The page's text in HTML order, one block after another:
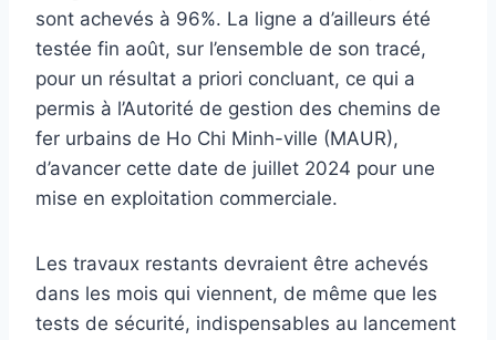
sont achevés à 96%. La ligne a d’ailleurs été
testée fin août, sur l’ensemble de son tracé,
pour un résultat a priori concluant, ce qui a
permis à l’Autorité de gestion des chemins de
fer urbains de Ho Chi Minh-ville (MAUR),
d’avancer cette date de juillet 2024 pour une
mise en exploitation commerciale.
Les travaux restants devraient être achevés
dans les mois qui viennent, de même que les
tests de sécurité, indispensables au lancement